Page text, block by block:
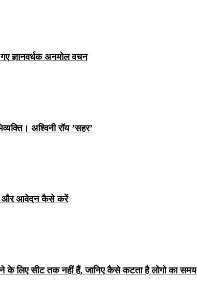
ज्ञानवर्धक अनमोल वचन
अश्विनी रॉय ’सहर’
और आवेदन कैसे करें
लिए सीट तक ​​नहीं हैं, जानिए कैसे कटता है लोगो का समय